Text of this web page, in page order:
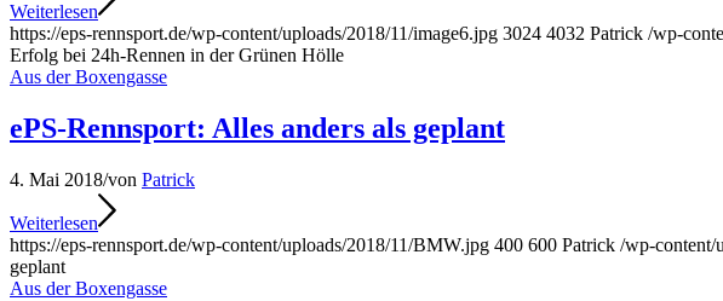
Weiterlesen
https://eps-rennsport.de/wp-content/uploads/2018/11/image6.jpg 3024 4032 Patrick /wp-
Erfolg bei 24h-Rennen in der Grünen Hölle
Aus der Boxengasse
ePS-Rennsport: Alles anders als geplant
4. Mai 2018/von Patrick
Weiterlesen
https://eps-rennsport.de/wp-content/uploads/2018/11/BMW.jpg 400 600 Patrick /wp-content/
geplant
Aus der Boxengasse